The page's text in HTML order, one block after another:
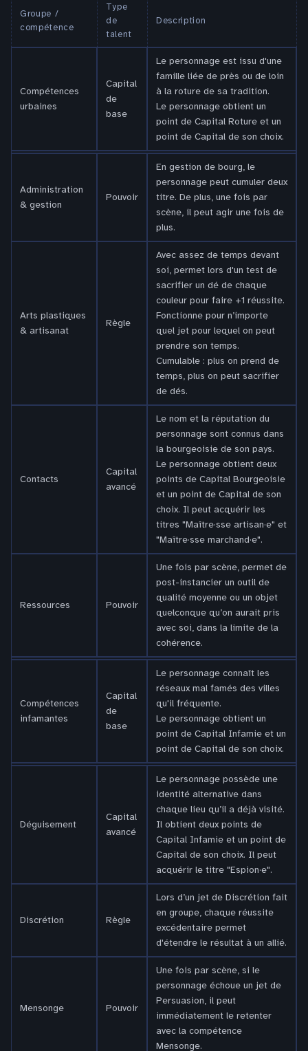
Groupe /
compétence
Type
de
talent
Description
Compétences
urbaines
Capital
de
base
Le personnage est issu d'une
famille liée de près ou de loin
à la roture de sa tradition.
Le personnage obtient un
point de Capital Roture et un
point de Capital de son choix.
Administration
& gestion
Pouvoir
En gestion de bourg, le
personnage peut cumuler deux
titre. De plus, une fois par
scène, il peut agir une fois de
plus.
Arts plastiques
& artisanat
Règle
Avec assez de temps devant
soi, permet lors d'un test de
sacrifier un dé de chaque
couleur pour faire +1 réussite.
Fonctionne pour n’importe
quel jet pour lequel on peut
prendre son temps.
Cumulable : plus on prend de
temps, plus on peut sacrifier
de dés.
Contacts
Capital
avancé
Le nom et la réputation du
personnage sont connus dans
la bourgeoisie de son pays.
Le personnage obtient deux
points de Capital Bourgeoisie
et un point de Capital de son
choix. Il peut acquérir les
titres "Maître·sse artisan·e" et
"Maître·sse marchand·e".
Ressources Pouvoir
Une fois par scène, permet de
post-instancier un outil de
qualité moyenne ou un objet
quelconque qu’on aurait pris
avec soi, dans la limite de la
cohérence.
Compétences
infamantes
Capital
de
base
Le personnage connaît les
réseaux mal famés des villes
qu'il fréquente.
Le personnage obtient un
point de Capital Infamie et un
point de Capital de son choix.
Déguisement
Capital
avancé
Le personnage possède une
identité alternative dans
chaque lieu qu’il a déjà visité.
Il obtient deux points de
Capital Infamie et un point de
Capital de son choix. Il peut
acquérir le titre "Espion·e".
Discrétion Règle
Lors d’un jet de Discrétion fait
en groupe, chaque réussite
excédentaire permet
d'étendre le résultat à un allié.
Mensonge Pouvoir
Une fois par scène, si le
personnage échoue un jet de
Persuasion, il peut
immédiatement le retenter
avec la compétence
Mensonge.